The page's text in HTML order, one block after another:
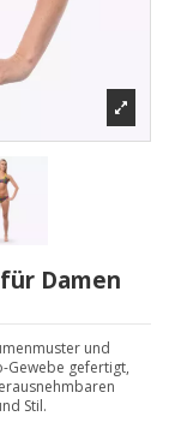
Damen
und
Gewebe gefertigt,
Stil.